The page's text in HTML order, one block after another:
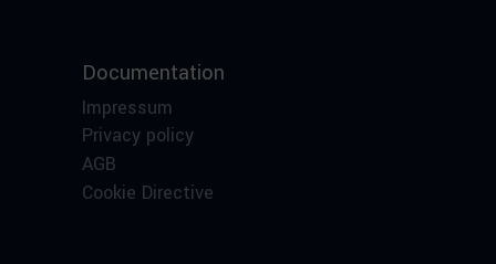
Documentation
Impressum
Privacy policy
AGB
Cookie Directive